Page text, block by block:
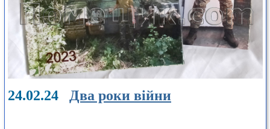
24.02.24 Два роки війни